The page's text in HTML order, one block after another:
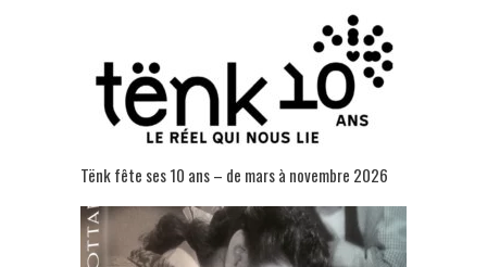
Tënk fête ses 10 ans – de mars à novembre 2026